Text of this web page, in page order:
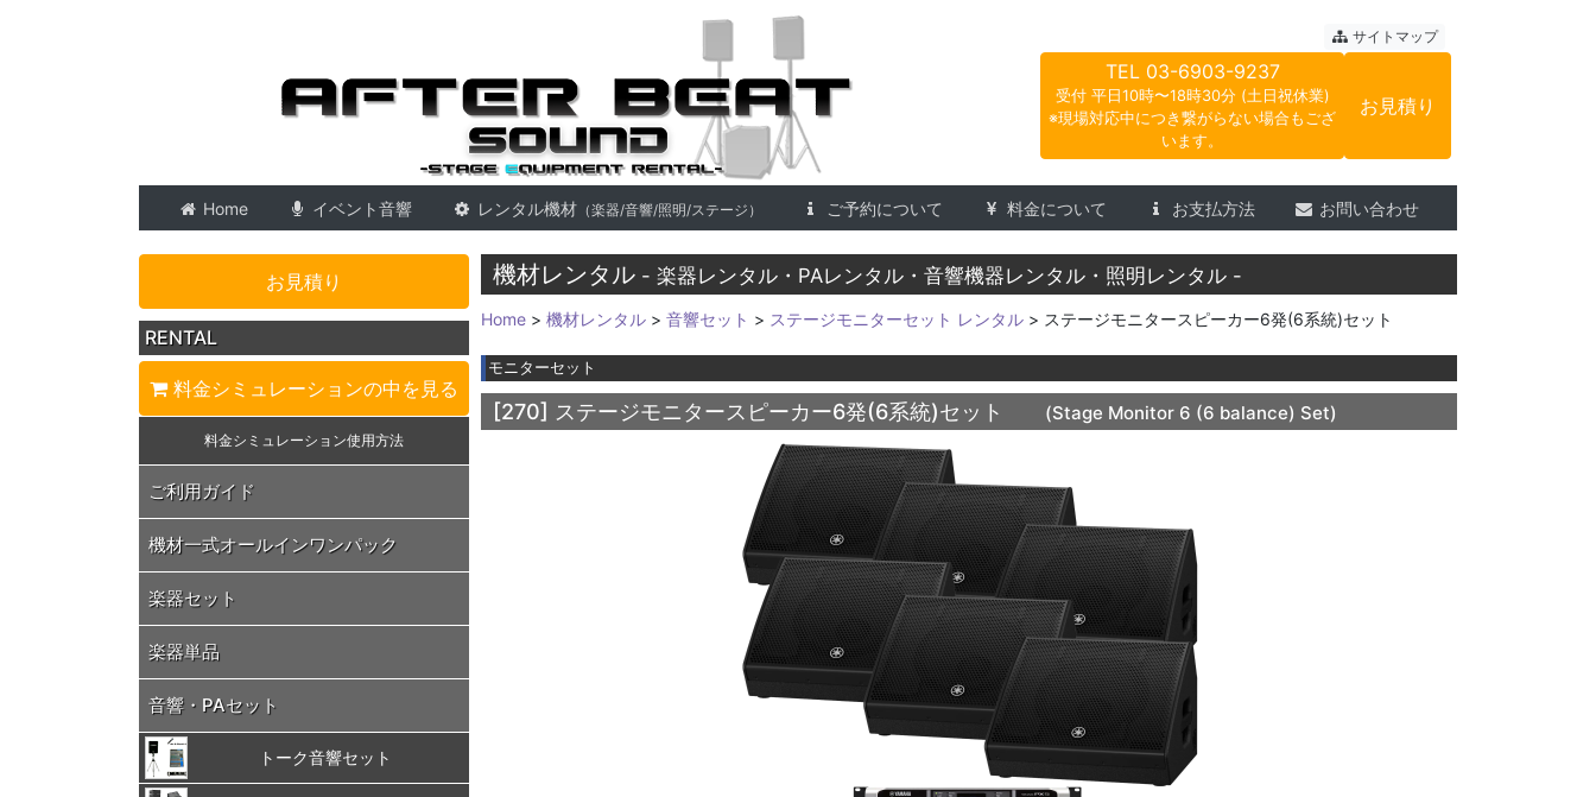
東京 音響会社・PA・楽器レンタル 株式会社アフタービートサウンド サイトマップ
TEL 03-6903-9237
受付 平日10時〜18時30分 (土日祝休業)
※現場対応中につき繋がらない場合もござ
います。
お見積り
Home イベント音響 レンタル機材（楽器/音響/照明/ステージ） ご予約について 料金について お支払方法 お問い合わせ
機材レンタル - 楽器レンタル・PAレンタル・音響機器レンタル・照明レンタル -
Home> 機材レンタル> 音響セット > ステージモニターセット レンタル> ステージモニタースピーカー6発(6系統)セット
モニターセット
[270] ステージモニタースピーカー6発(6系統)セット (Stage Monitor 6 (6 balance) Set)
お見積り
RENTAL
料金シミュレーションの中を見る
料金シミュレーション使用方法
ご利用ガイド
機材一式オールインワンパック
楽器セット
楽器単品
音響・PAセット
トーク音響セット